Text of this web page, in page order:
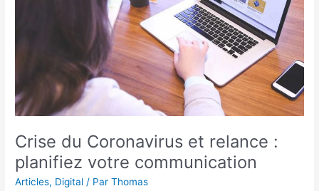
Crise du Coronavirus et relance :
planifiez votre communication
Articles, Digital / ParThomas
communication